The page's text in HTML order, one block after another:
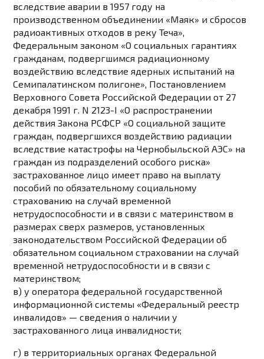
вследствие аварии в 1957 году на
производственном объединении «Маяк» и сбросов
радиоактивных отходов в реку Теча»,
Федеральным законом «О социальных гарантиях
гражданам, подвергшимся радиационному
воздействию вследствие ядерных испытаний на
Семипалатинском полигоне», Постановлением
Верховного Совета Российской Федерации от 27
декабря 1991 г. N 2123-I «О распространении
действия Закона РСФСР «О социальной защите
граждан, подвергшихся воздействию радиации
вследствие катастрофы на Чернобыльской АЭС» на
граждан из подразделений особого риска»
застрахованное лицо имеет право на выплату
пособий по обязательному социальному
страхованию на случай временной
нетрудоспособности и в связи с материнством в
размерах сверх размеров, установленных
законодательством Российской Федерации об
обязательном социальном страховании на случай
временной нетрудоспособности и в связи с
материнством;
в) у оператора федеральной государственной
информационной системы «Федеральный реестр
инвалидов» — сведения о наличии у
застрахованного лица инвалидности;
г) в территориальных органах Федеральной